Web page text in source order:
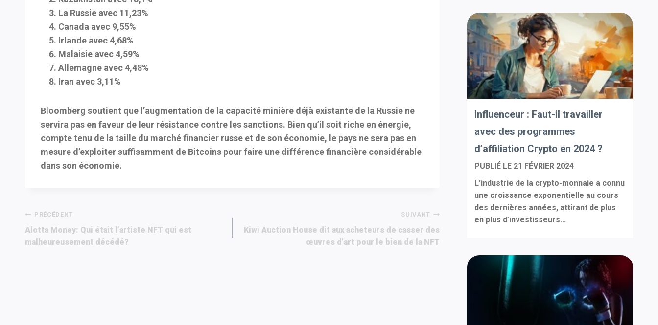
La Russie avec 11,23%
Canada avec 9,55%
Irlande avec 4,68%
Malaisie avec 4,59%
Allemagne avec 4,48%
Iran avec 3,11%
Bloomberg soutient que l’augmentation de la capacité minière déjà existante de la Russie ne
servira pas en faveur de leur résistance contre les sanctions. Bien qu’il soit riche en énergie,
compte tenu de la taille du marché financier russe et de son économie, le pays ne sera pas en
mesure d’exploiter suffisamment de Bitcoins pour faire une différence financière considérable
dans son économie.
Navigation
de
PRÉCÉDENT
Alotta Money: Qui était l’artiste NFT qui est
malheureusement décédé?
SUIVANT
Kiwi Auction House dit aux acheteurs de casser des
œuvres d’art pour le bien de la NFT
Influenceur : Faut-il travailler
avec des programmes
d’affiliation Crypto en 2024 ?
PUBLIÉ LE 21 FÉVRIER 2024
L’industrie de la crypto-monnaie a connu
une croissance exponentielle au cours
des dernières années, attirant de plus
en plus d’investisseurs...